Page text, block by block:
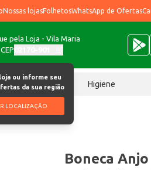
Nossas lojasFolhetosWhatsApp de Ofertas
pela Loja - Vila Maria
ou informe seu
da sua região
LOCALIZAÇÃO
Chocolates Higiene
Boneca